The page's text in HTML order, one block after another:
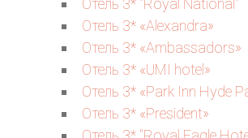
Отель 3* "Royal National"
Отель 3* «Alexandra»
Отель 3* «Ambassadors»
Отель 3* «UMI hotel»
Отель 3* «Park Inn Hyde
Отель 3* «President»